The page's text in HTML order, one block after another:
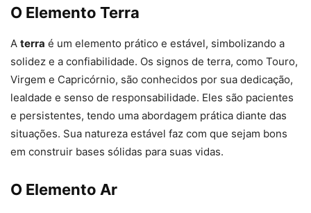
O Elemento Terra
A terra é um elemento prático e estável, simbolizando a
solidez e a confiabilidade. Os signos de terra, como Touro,
Virgem e Capricórnio, são conhecidos por sua dedicação,
lealdade e senso de responsabilidade. Eles são pacientes
e persistentes, tendo uma abordagem prática diante das
situações. Sua natureza estável faz com que sejam bons
em construir bases sólidas para suas vidas.
O Elemento Ar